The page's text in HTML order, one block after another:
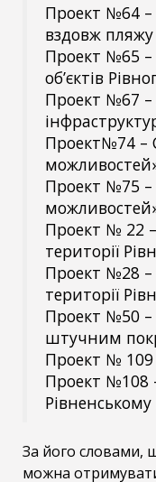
Проект №64 –
вздовж пляжу
Проект №65 –
об’єктів
Проект №67 –
Проект№74 –
Проект №75
Проект № 22
території
Проект №28
території
Проект №50 –
штучним
Проект № 109
Проект №108
За його словами,
можна